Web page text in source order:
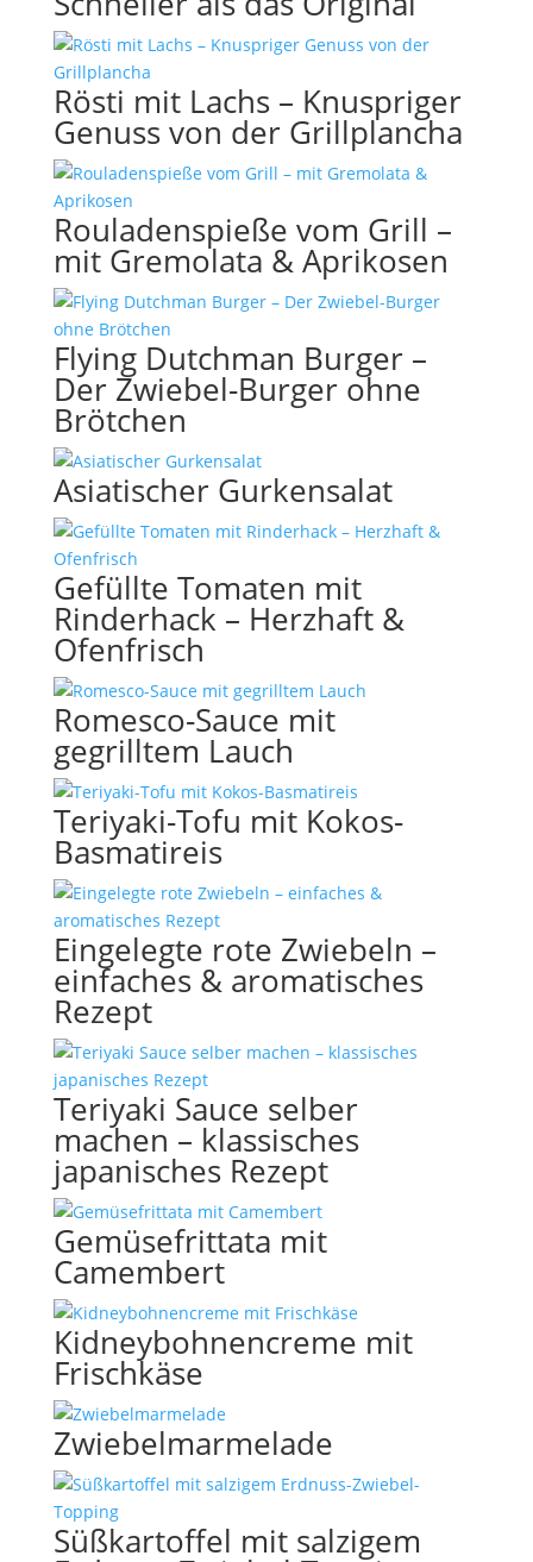
Rösti mit Lachs – Knuspriger
Genuss von der Grillplancha
Rouladenspieße vom Grill –
mit Gremolata & Aprikosen
Flying Dutchman Burger –
Der Zwiebel-Burger ohne
Brötchen
Asiatischer Gurkensalat
Gefüllte Tomaten mit
Rinderhack – Herzhaft &
Ofenfrisch
Romesco-Sauce mit
gegrilltem Lauch
Teriyaki-Tofu mit Kokos-
Basmatireis
Eingelegte rote Zwiebeln –
einfaches & aromatisches
Rezept
Teriyaki Sauce selber
machen – klassisches
japanisches Rezept
Gemüsefrittata mit
Camembert
Kidneybohnencreme mit
Frischkäse
Zwiebelmarmelade
Süßkartoffel mit salzigem